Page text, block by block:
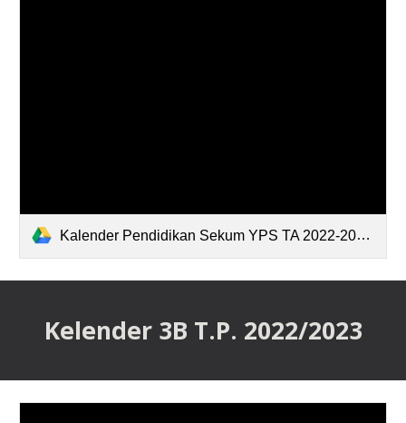
Kalender Pendidikan Sekum YPS TA 2022-2023.pdf
Kelender 3B T.P. 2022/2023